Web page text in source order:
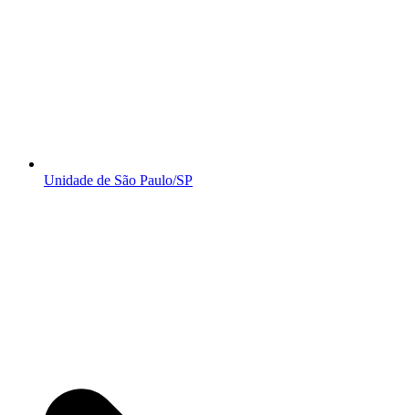
Unidade de São Paulo/SP